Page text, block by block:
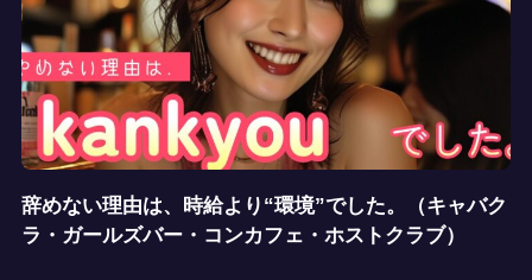
辞めない理由は、時給より“環境”でした。（キャバク
ラ・ガールズバー・コンカフェ・ホストクラブ）